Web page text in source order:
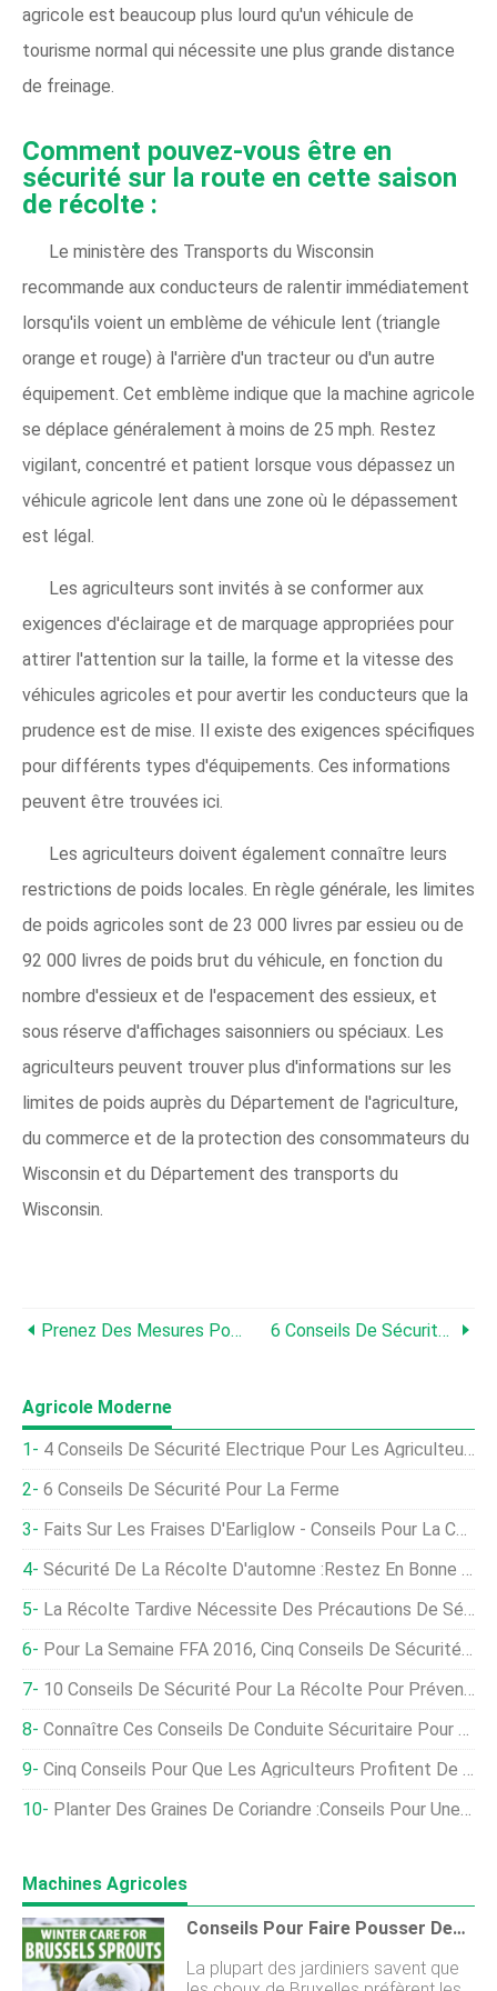
agricole est beaucoup plus lourd qu'un véhicule de
tourisme normal qui nécessite une plus grande distance
de freinage.
Comment pouvez-vous être en
sécurité sur la route en cette saison
de récolte :
Le ministère des Transports du Wisconsin
recommande aux conducteurs de ralentir immédiatement
lorsqu'ils voient un emblème de véhicule lent (triangle
orange et rouge) à l'arrière d'un tracteur ou d'un autre
équipement. Cet emblème indique que la machine agricole
se déplace généralement à moins de 25 mph. Restez
vigilant, concentré et patient lorsque vous dépassez un
véhicule agricole lent dans une zone où le dépassement
est légal.
Les agriculteurs sont invités à se conformer aux
exigences d'éclairage et de marquage appropriées pour
attirer l'attention sur la taille, la forme et la vitesse des
véhicules agricoles et pour avertir les conducteurs que la
prudence est de mise. Il existe des exigences spécifiques
pour différents types d'équipements. Ces informations
peuvent être trouvées ici.
Les agriculteurs doivent également connaître leurs
restrictions de poids locales. En règle générale, les limites
de poids agricoles sont de 23 000 livres par essieu ou de
92 000 livres de poids brut du véhicule, en fonction du
nombre d'essieux et de l'espacement des essieux, et
sous réserve d'affichages saisonniers ou spéciaux. Les
agriculteurs peuvent trouver plus d'informations sur les
limites de poids auprès du Département de l'agriculture,
du commerce et de la protection des consommateurs du
Wisconsin et du Département des transports du
Wisconsin.
Prenez Des Mesures Pour Assurer La Sécurité De L'équipement Agricole 6 Conseils De Sécurité Pour Tondre Facilement :tondre, C'est Savoir… Où Sont Vos Enfants
Agricole Moderne
4 Conseils De Sécurité Électrique Pour Les Agriculteurs
6 Conseils De Sécurité Pour La Ferme
Faits Sur Les Fraises D'Earliglow - Conseils Pour La Culture De Baies D'Earliglow
Sécurité De La Récolte D'automne :Restez En Bonne Santé, Restez En Sécurité Cette Saison De Récolte !
La Récolte Tardive Nécessite Des Précautions De Sécurité Supplémentaires :éclairez-Vous
Pour La Semaine FFA 2016, Cinq Conseils De Sécurité À La Ferme À Ne Jamais Oublier
10 Conseils De Sécurité Pour La Récolte Pour Prévenir Les Accidents À La Ferme
Connaître Ces Conseils De Conduite Sécuritaire Pour La Saison Des Récoltes
Cinq Conseils Pour Que Les Agriculteurs Profitent De La Semaine Nationale Du Marché Fermier
Planter Des Graines De Coriandre :conseils Pour Une Récolte Abondante
Machines Agricoles
Conseils Pour Faire Pousser Des Choux De Bruxelles En Hiver
La plupart des jardiniers savent que